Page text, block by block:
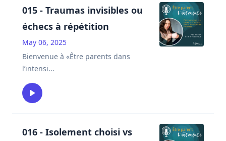
015 - Traumas invisibles ou
échecs à répétition
May 06, 2025
Bienvenue à «Être parents dans
l’intensi...
016 - Isolement choisi vs